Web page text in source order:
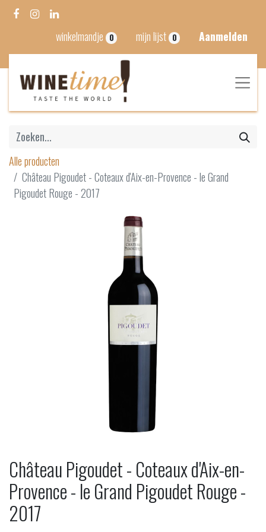
winkelmandje 0 mijn lijst 0 Aanmelden
Alle producten
Château Pigoudet - Coteaux d'Aix-en-Provence - le Grand
Pigoudet Rouge - 2017
Château Pigoudet - Coteaux d'Aix-en-
Provence - le Grand Pigoudet Rouge -
2017